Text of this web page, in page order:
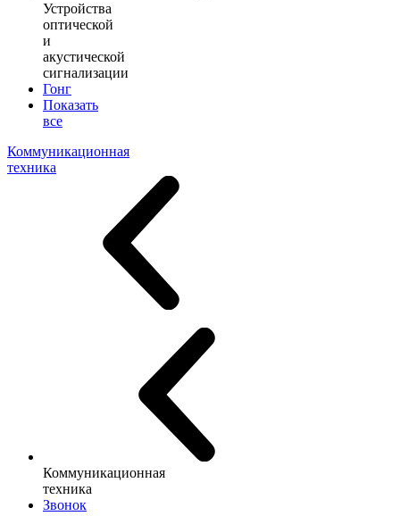
Устройства
оптической
и
акустической
сигнализации
Гонг
Показать
все
Коммуникационная
техника
Коммуникационная
техника
Звонок